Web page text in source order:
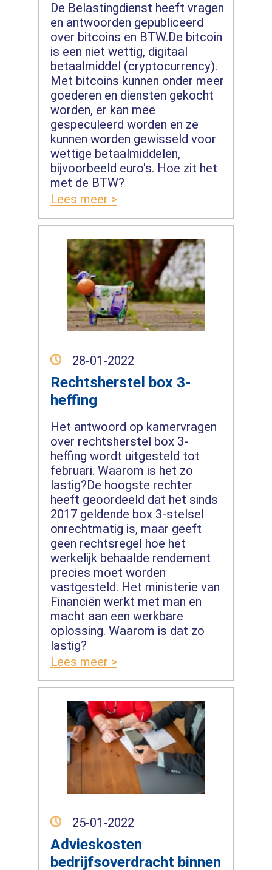
De Belastingdienst heeft vragen
en antwoorden gepubliceerd
over bitcoins en BTW.De bitcoin
is een niet wettig, digitaal
betaalmiddel (cryptocurrency).
Met bitcoins kunnen onder meer
goederen en diensten gekocht
worden, er kan mee
gespeculeerd worden en ze
kunnen worden gewisseld voor
wettige betaalmiddelen,
bijvoorbeeld euro's. Hoe zit het
met de BTW?
Lees meer >
28-01-2022
Rechtsherstel box 3-
heffing
Het antwoord op kamervragen
over rechtsherstel box 3-
heffing wordt uitgesteld tot
februari. Waarom is het zo
lastig?De hoogste rechter
heeft geoordeeld dat het sinds
2017 geldende box 3-stelsel
onrechtmatig is, maar geeft
geen rechtsregel hoe het
werkelijk behaalde rendement
precies moet worden
vastgesteld. Het ministerie van
Financiën werkt met man en
macht aan een werkbare
oplossing. Waarom is dat zo
lastig?
Lees meer >
25-01-2022
Advieskosten
bedrijfsoverdracht binnen